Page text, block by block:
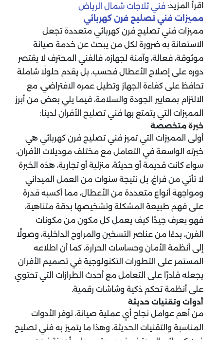
اقرأ المزيد: فني ثلاجات شمال الرياض
مميزات فني تصليح فرن كهربائي
مميزات فني تصليح فرن كهربائي متعددة تجعل
الاستعانة به ضرورة لكل من يبحث عن خدمة صيانة
موثوقة، فعالة، وآمنة لجهازه، فالفني المحترف لا يقتصر
دوره على إصلاح الأعطال فحسب، بل يقدم حلولًا شاملة
تحافظ على كفاءة الجهاز وتطيل عمره الافتراضي، مع
الالتزام بمعايير الجودة والسلامة، فيما يلي بعض من أبرز
المميزات التي يتمتع بها فني تصليح الأفران لدينا:
خبرة متخصصة
أولى المميزات التي تميز فني تصليح فرن كهربائي هي
خبرته الواسعة في التعامل مع مختلف موديلات الأفران،
سواء كانت قديمة أو حديثة، منزلية أو تجارية، هذه الخبرة
لا تأتي من فراغ، بل نتيجة سنوات من العمل الميداني
ومواجهة أنواع متعددة من الأعطال، مما أكسبه قدرة
على فهم طبيعة المشكلة وتشخيصها بدقة متناهية،
فهو يعرف جيدًا كيف يعمل كل مكون من مكونات
الفرن، بدءًا من عناصر التسخين والمراوح الداخلية، وصولًا
إلى أنظمة الأمان وحساسات الحرارة، كما أن اطلاعه
المستمر على التطورات التكنولوجية في تصميم الأفران
يجعله قادرًا على التعامل مع أحدث الطرازات التي تحتوي
على أنظمة تحكم ذكية وشاشات رقمية.
أدوات وتقنيات حديثة
من أهم عوامل نجاح أي عملية صيانة، توفر الأدوات
المناسبة والتقنيات الحديثة، وهذا ما يتميز به فني تصليح